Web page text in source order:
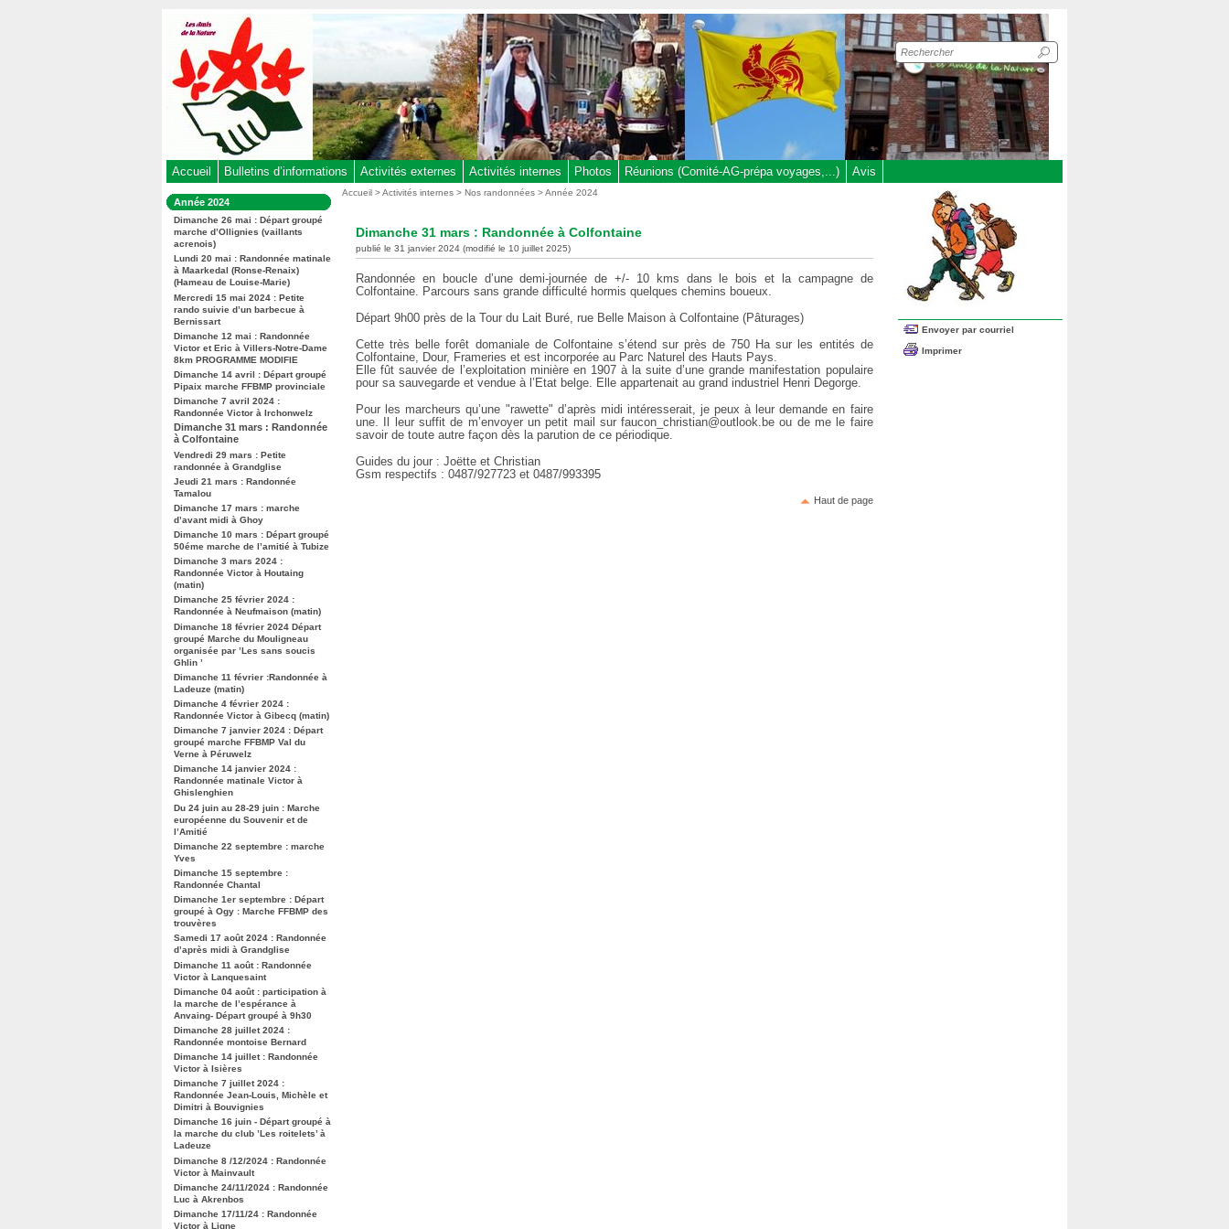
Recherche
sur
le
site
Accueil Bulletins d’informations Activités externes Activités internes Photos Réunions (Comité-AG-prépa voyages,...) Avis
Dans
la
rubrique
:
Année 2024
Dimanche 26 mai : Départ groupé
marche d’Ollignies (vaillants
acrenois)
Lundi 20 mai : Randonnée matinale
à Maarkedal (Ronse-Renaix)
(Hameau de Louise-Marie)
Mercredi 15 mai 2024 : Petite
rando suivie d’un barbecue à
Bernissart
Dimanche 12 mai : Randonnée
Victor et Eric à Villers-Notre-Dame
8km PROGRAMME MODIFIE
Dimanche 14 avril : Départ groupé
Pipaix marche FFBMP provinciale
Dimanche 7 avril 2024 :
Randonnée Victor à Irchonwelz
Dimanche 31 mars : Randonnée
à Colfontaine
Vendredi 29 mars : Petite
randonnée à Grandglise
Jeudi 21 mars : Randonnée
Tamalou
Dimanche 17 mars : marche
d’avant midi à Ghoy
Dimanche 10 mars : Départ groupé
50éme marche de l’amitié à Tubize
Dimanche 3 mars 2024 :
Randonnée Victor à Houtaing
(matin)
Dimanche 25 février 2024 :
Randonnée à Neufmaison (matin)
Dimanche 18 février 2024 Départ
groupé Marche du Mouligneau
organisée par ’Les sans soucis
Ghlin ’
Dimanche 11 février :Randonnée à
Ladeuze (matin)
Dimanche 4 février 2024 :
Randonnée Victor à Gibecq (matin)
Dimanche 7 janvier 2024 : Départ
groupé marche FFBMP Val du
Verne à Péruwelz
Dimanche 14 janvier 2024 :
Randonnée matinale Victor à
Ghislenghien
Du 24 juin au 28-29 juin : Marche
européenne du Souvenir et de
l’Amitié
Dimanche 22 septembre : marche
Yves
Dimanche 15 septembre :
Randonnée Chantal
Dimanche 1er septembre : Départ
groupé à Ogy : Marche FFBMP des
trouvères
Samedi 17 août 2024 : Randonnée
d’après midi à Grandglise
Dimanche 11 août : Randonnée
Victor à Lanquesaint
Dimanche 04 août : participation à
la marche de l’espérance à
Anvaing- Départ groupé à 9h30
Dimanche 28 juillet 2024 :
Randonnée montoise Bernard
Dimanche 14 juillet : Randonnée
Victor à Isières
Dimanche 7 juillet 2024 :
Randonnée Jean-Louis, Michèle et
Dimitri à Bouvignies
Dimanche 16 juin - Départ groupé à
la marche du club ’Les roitelets’ à
Ladeuze
Dimanche 8 /12/2024 : Randonnée
Victor à Mainvault
Dimanche 24/11/2024 : Randonnée
Luc à Akrenbos
Dimanche 17/11/24 : Randonnée
Victor à Ligne
Vous
Accueil >Activités internes >Nos randonnées>Année 2024
Dimanche 31 mars : Randonnée à Colfontaine
publié le 31 janvier 2024 (modifié le 10 juillet 2025)
Randonnée en boucle d’une demi-journée de +/- 10 kms dans le bois et la campagne de
Colfontaine. Parcours sans grande difficulté hormis quelques chemins boueux.
Départ 9h00 près de la Tour du Lait Buré, rue Belle Maison à Colfontaine (Pâturages)
Cette très belle forêt domaniale de Colfontaine s’étend sur près de 750 Ha sur les entités de
Colfontaine, Dour, Frameries et est incorporée au Parc Naturel des Hauts Pays.
Elle fût sauvée de l’exploitation minière en 1907 à la suite d’une grande manifestation populaire
pour sa sauvegarde et vendue à l’Etat belge. Elle appartenait au grand industriel Henri Degorge.
Pour les marcheurs qu’une "rawette" d’après midi intéresserait, je peux à leur demande en faire
une. Il leur suffit de m’envoyer un petit mail sur faucon_christian@outlook.be ou de me le faire
savoir de toute autre façon dès la parution de ce périodique.
Guides du jour : Joëtte et Christian
Gsm respectifs : 0487/927723 et 0487/993395
Haut de page
Envoyer par courriel
Imprimer